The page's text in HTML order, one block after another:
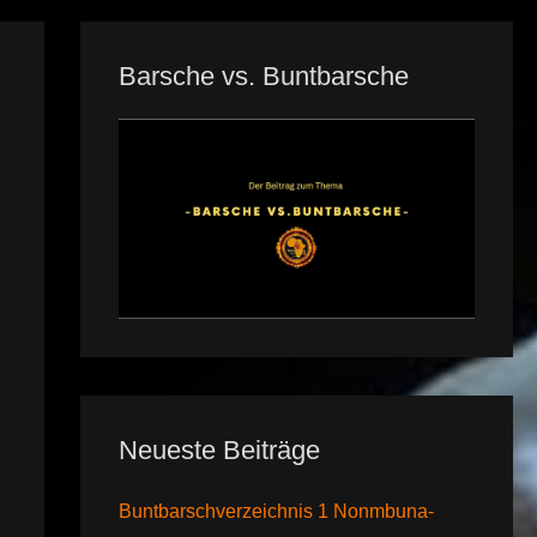
Barsche vs. Buntbarsche
Neueste Beiträge
Buntbarschverzeichnis 1 Nonmbuna-